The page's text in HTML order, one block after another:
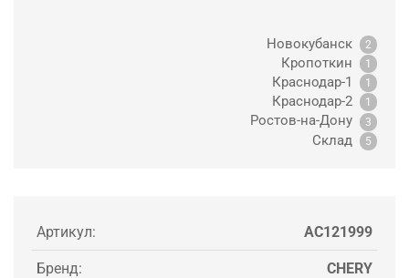
Новокубанск 2
Кропоткин 1
Краснодар-1 1
Краснодар-2 1
Ростов-на-Дону 3
Склад 5
Артикул: AC121999
Бренд: CHERY